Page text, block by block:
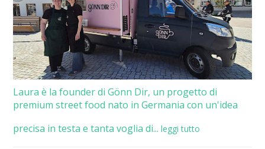
Laura è la founder di Gönn Dir, un progetto di
premium street food nato in Germania con un'idea
precisa in testa e tanta voglia di... leggi tutto